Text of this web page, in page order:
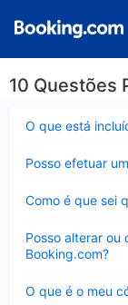
10 Questões
O que está
fechado
Posso efetuar
fechado
Como é que sei
fechado
Posso alterar ou
Booking.com?
fechado
O que é o meu
fechado